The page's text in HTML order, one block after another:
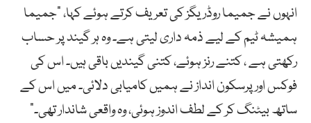
انہوں نے جمیما روڈریگز کی تعریف کرتے ہوئے کہا، “جمیما
ہمیشہ ٹیم کے لیے ذمہ داری لیتی ہے۔ وہ ہر گیند پر حساب
رکھتی ہے ، کتنے رنز ہوئے، کتنی گیندیں باقی ہیں۔ اس کی
فوکس اور پرسکون انداز نے ہمیں کامیابی دلائی۔ میں اس کے
ساتھ بیٹنگ کر کے لطف اندوز ہوئی، وہ واقعی شاندار تھی۔”